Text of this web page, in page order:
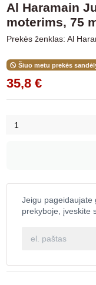
Al Haramain
moterims, 75
Prekės ženklas: Al
Šiuo metu prekės
35,8 €
Jeigu pageidaujate
prekyboje, įveskite